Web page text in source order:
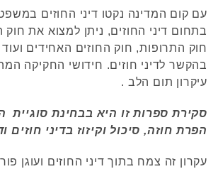
עם קום המדינה נקטו דיני החוזים
בתחום דיני החוזים, ניתן למצוא את חוק
חוק התרופות, חוק החוזים האחידים
בהקשר לדיני חוזים. חידושי החקיקה
עיקרון תום הלב .
סקירת ספרות זו היא בבחינת סוגיית
הפרת חוזה, סיכול וקיזוז בדיני חוזים
עקרון זה צמח בתוך דיני החוזים ועוגן